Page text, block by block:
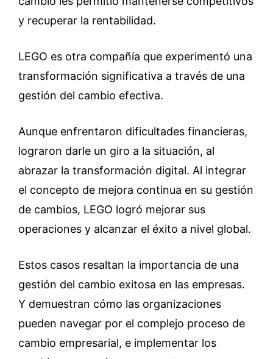
y recuperar la rentabilidad.
LEGO es otra compañía que experimentó una
transformación significativa a través de una
gestión del cambio efectiva.
Aunque enfrentaron dificultades financieras,
lograron darle un giro a la situación, al
abrazar la transformación digital. Al integrar
el concepto de mejora continua en su gestión
de cambios, LEGO logró mejorar sus
operaciones y alcanzar el éxito a nivel global.
Estos casos resaltan la importancia de una
gestión del cambio exitosa en las empresas.
Y demuestran cómo las organizaciones
pueden navegar por el complejo proceso de
cambio empresarial, e implementar los